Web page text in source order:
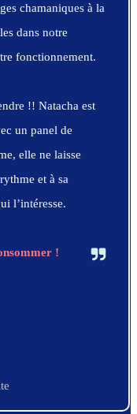
chamaniques à la
dans notre
fonctionnement.
!! Natacha est
un panel de
elle ne laisse
et à sa
l’intéresse.
!